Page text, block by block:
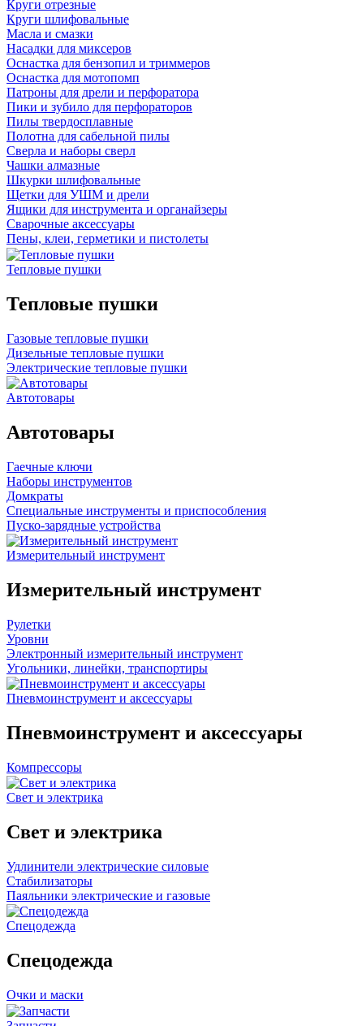
Круги отрезные
Круги шлифовальные
Масла и смазки
Насадки для миксеров
Оснастка для бензопил и триммеров
Оснастка для мотопомп
Патроны для дрели и перфоратора
Пики и зубило для перфораторов
Пилы твердосплавные
Полотна для сабельной пилы
Сверла и наборы сверл
Чашки алмазные
Шкурки шлифовальные
Щетки для УШМ и дрели
Ящики для инструмента и органайзеры
Сварочные аксессуары
Пены, клеи, герметики и пистолеты
Тепловые пушки
Тепловые пушки
Газовые тепловые пушки
Дизельные тепловые пушки
Электрические тепловые пушки
Автотовары
Автотовары
Гаечные ключи
Наборы инструментов
Домкраты
Специальные инструменты и приспособления
Пуско-зарядные устройства
Измерительный инструмент
Измерительный инструмент
Рулетки
Уровни
Электронный измерительный инструмент
Угольники, линейки, транспортиры
Пневмоинструмент и аксессуары
Пневмоинструмент и аксессуары
Компрессоры
Свет и электрика
Свет и электрика
Удлинители электрические силовые
Стабилизаторы
Паяльники электрические и газовые
Спецодежда
Спецодежда
Очки и маски